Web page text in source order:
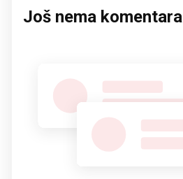
Još nema komentara